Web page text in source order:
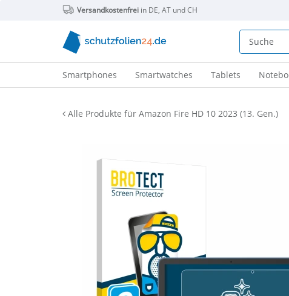
Versandkostenfreiin DE, AT und CH
Smartphones Smartwatches Tablets
Alle Produkte für Amazon Fire HD 10 2023 (13. Gen.)